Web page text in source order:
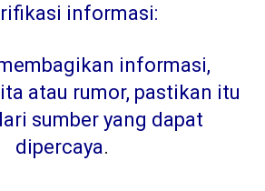
informasi:
informasi,
atau rumor, pastikan itu
sumber yang dapat
dipercaya.